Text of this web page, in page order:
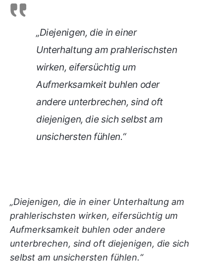
„Diejenigen, die in einer
Unterhaltung am prahlerischsten
wirken, eifersüchtig um
Aufmerksamkeit buhlen oder
andere unterbrechen, sind oft
diejenigen, die sich selbst am
unsichersten fühlen.“
„Diejenigen, die in einer Unterhaltung am
prahlerischsten wirken, eifersüchtig um
Aufmerksamkeit buhlen oder andere
unterbrechen, sind oft diejenigen, die sich
selbst am unsichersten fühlen.“